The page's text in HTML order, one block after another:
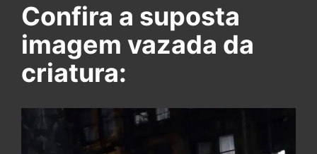
Confira a suposta
imagem vazada da
criatura: